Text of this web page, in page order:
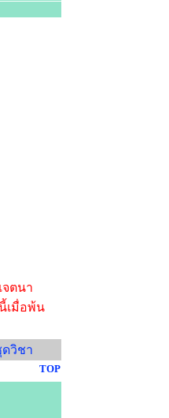
ตนา
เมื่อพ้น
ดวิชา
TOP